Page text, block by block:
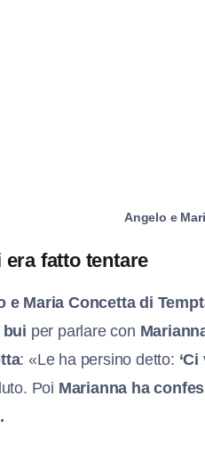
Angelo e
era fatto tentare
e Maria Concetta di
per parlare con
: «Le ha persino detto:
Poi Marianna ha